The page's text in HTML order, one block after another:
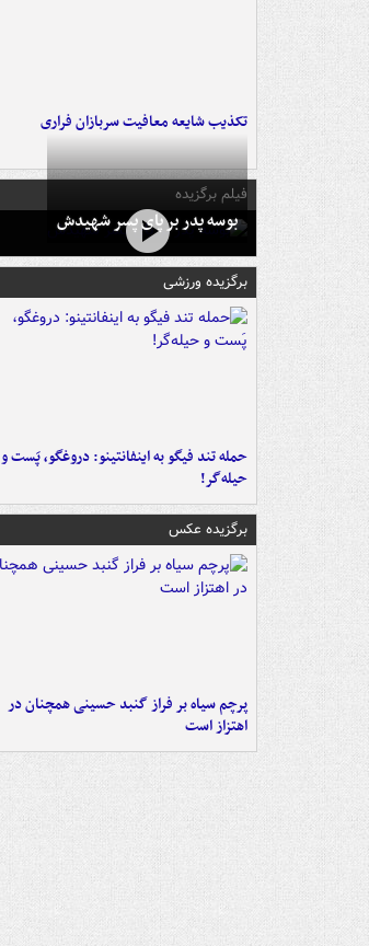
تکذیب شایعه معافیت سربازان فراری
فیلم برگزیده
بوسه‌ پدر بر پای پسر شهیدش
برگزیده ورزشی
حمله تند فیگو به اینفانتینو: دروغگو، پَست‌ و
حیله‌گر!
برگزیده عکس
پرچم سیاه بر فراز گنبد حسینی همچنان در
اهتزاز است